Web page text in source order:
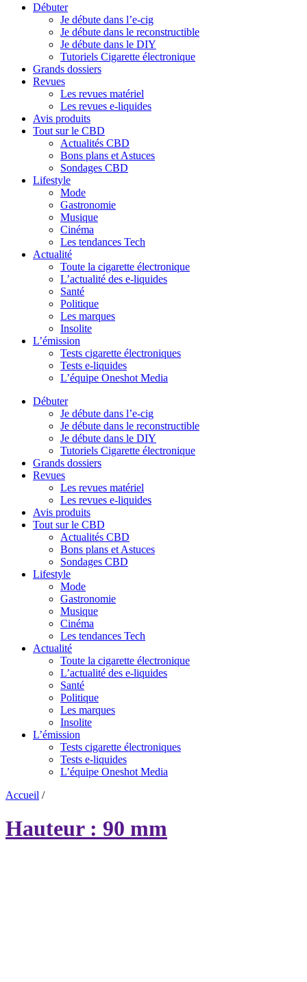
Débuter
Je débute dans l’e-cig
Je débute dans le reconstructible
Je débute dans le DIY
Tutoriels Cigarette électronique
Grands dossiers
Revues
Les revues matériel
Les revues e-liquides
Avis produits
Tout sur le CBD
Actualités CBD
Bons plans et Astuces
Sondages CBD
Lifestyle
Mode
Gastronomie
Musique
Cinéma
Les tendances Tech
Actualité
Toute la cigarette électronique
L’actualité des e-liquides
Santé
Politique
Les marques
Insolite
L’émission
Tests cigarette électroniques
Tests e-liquides
L’équipe Oneshot Media
Débuter
Je débute dans l’e-cig
Je débute dans le reconstructible
Je débute dans le DIY
Tutoriels Cigarette électronique
Grands dossiers
Revues
Les revues matériel
Les revues e-liquides
Avis produits
Tout sur le CBD
Actualités CBD
Bons plans et Astuces
Sondages CBD
Lifestyle
Mode
Gastronomie
Musique
Cinéma
Les tendances Tech
Actualité
Toute la cigarette électronique
L’actualité des e-liquides
Santé
Politique
Les marques
Insolite
L’émission
Tests cigarette électroniques
Tests e-liquides
L’équipe Oneshot Media
Accueil /
Hauteur : 90 mm